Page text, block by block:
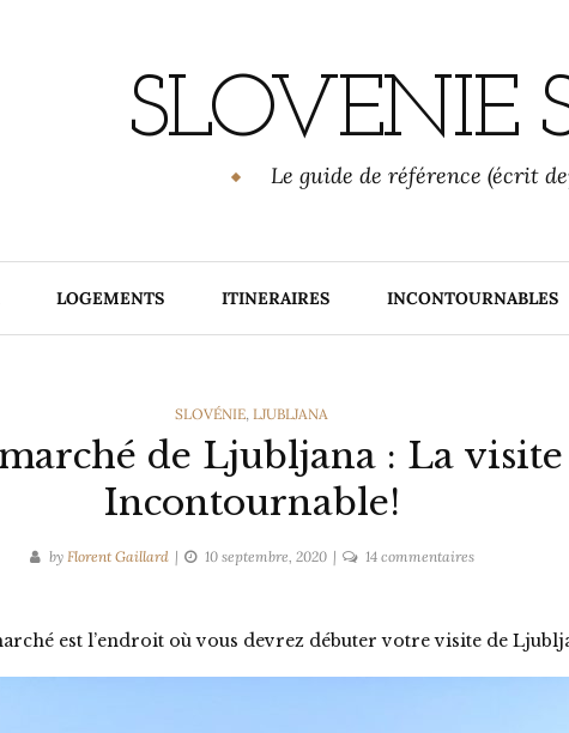
SLOVENIE
Le guide de référence (écrit
LOGEMENTS ITINERAIRES INCONTOURNABLES
CATEGORIES
SLOVÉNIE, LJUBLJANA
de Ljubljana : La visite
Incontournable!
by Florent Gaillard 10 septembre, 2020 14 commentairessur
de
est l’endroit où vous devrez débuter votre visite de